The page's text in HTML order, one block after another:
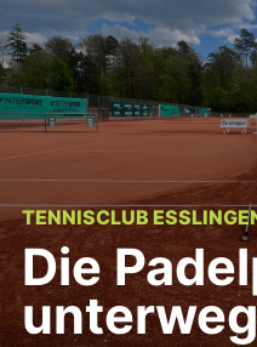
TENNISCLUB
Die